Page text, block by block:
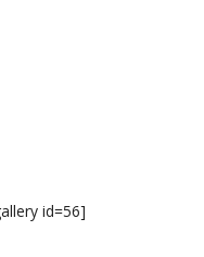
id=56]